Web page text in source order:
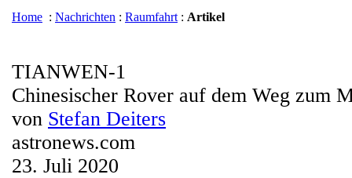
Home : Nachrichten : Raumfahrt : Artikel
TIANWEN-1
Chinesischer Rover auf dem Weg zum
von Stefan Deiters
astronews.com
23. Juli 2020